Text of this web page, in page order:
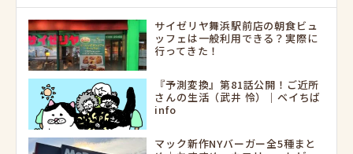
サイゼリヤ舞浜駅前店の朝食ビュ
ッフェは一般利用できる？実際に
行ってきた！
『予測変換』第81話公開！ご近所
さんの生活（武井 怜）｜ベイちば
info
マック新作NYバーガー全5種まと